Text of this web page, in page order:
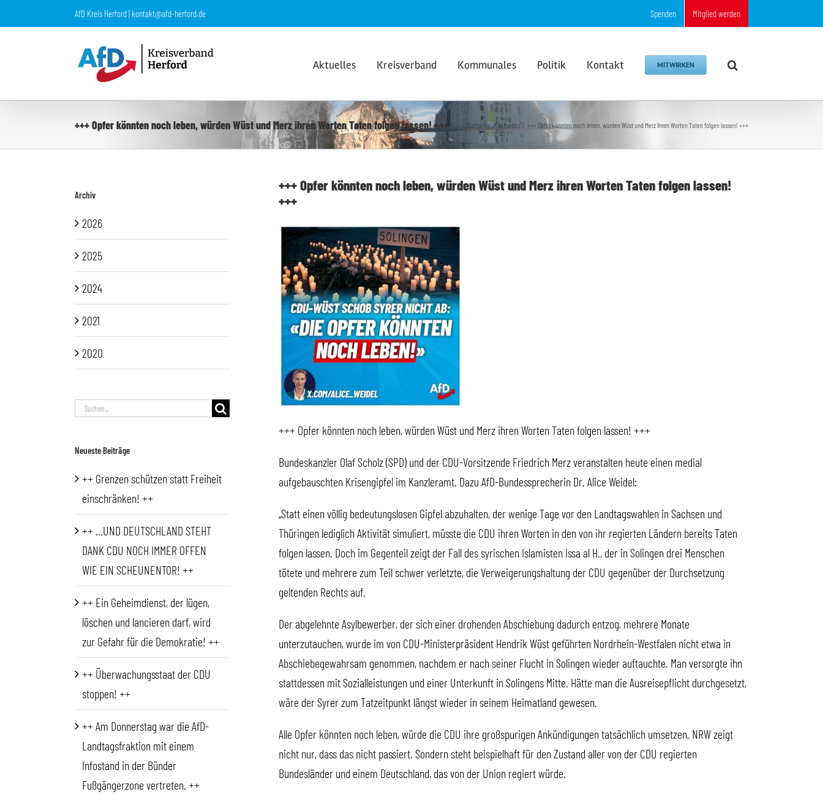
Inhalt
AfD Kreis Herford | kontakt@afd-herford.de Spenden Mitglied werden
Aktuelles Kreisverband Kommunales Politik Kontakt MITWIRKEN
+++ Opfer könnten noch leben, würden Wüst und Merz ihren Worten Taten folgen lassen! +++ Startseite Aktuelles +++ Opfer könnten noch leben, würden Wüst und Merz ihren Worten Taten folgen lassen! +++
+++ Opfer könnten noch leben, würden Wüst und Merz ihren Worten Taten folgen lassen!
+++
+++ Opfer könnten noch leben, würden Wüst und Merz ihren Worten Taten folgen lassen! +++
Bundeskanzler Olaf Scholz (SPD) und der CDU-Vorsitzende Friedrich Merz veranstalten heute einen medial
aufgebauschten Krisengipfel im Kanzleramt. Dazu AfD-Bundessprecherin Dr. Alice Weidel:
„Statt einen völlig bedeutungslosen Gipfel abzuhalten, der wenige Tage vor den Landtagswahlen in Sachsen und
Thüringen lediglich Aktivität simuliert, müsste die CDU ihren Worten in den von ihr regierten Ländern bereits Taten
folgen lassen. Doch im Gegenteil zeigt der Fall des syrischen Islamisten Issa al H., der in Solingen drei Menschen
tötete und mehrere zum Teil schwer verletzte, die Verweigerungshaltung der CDU gegenüber der Durchsetzung
geltenden Rechts auf.
Der abgelehnte Asylbewerber, der sich einer drohenden Abschiebung dadurch entzog, mehrere Monate
unterzutauchen, wurde im von CDU-Ministerpräsident Hendrik Wüst geführten Nordrhein-Westfalen nicht etwa in
Abschiebegewahrsam genommen, nachdem er nach seiner Flucht in Solingen wieder auftauchte. Man versorgte ihn
stattdessen mit Sozialleistungen und einer Unterkunft in Solingens Mitte. Hätte man die Ausreisepflicht durchgesetzt,
wäre der Syrer zum Tatzeitpunkt längst wieder in seinem Heimatland gewesen.
Alle Opfer könnten noch leben, würde die CDU ihre großspurigen Ankündigungen tatsächlich umsetzen. NRW zeigt
nicht nur, dass das nicht passiert. Sondern steht beispielhaft für den Zustand aller von der CDU regierten
Bundesländer und einem Deutschland, das von der Union regiert würde.
Archiv
2026
2025
2024
2021
2020
Suche
Neueste Beiträge
++ Grenzen schützen statt Freiheit
einschränken! ++
++ …UND DEUTSCHLAND STEHT
DANK CDU NOCH IMMER OFFEN
WIE EIN SCHEUNENTOR! ++
++ Ein Geheimdienst, der lügen,
löschen und lancieren darf, wird
zur Gefahr für die Demokratie! ++
++ Überwachungsstaat der CDU
stoppen! ++
++ Am Donnerstag war die AfD-
Landtagsfraktion mit einem
Infostand in der Bünder
Fußgängerzone vertreten. ++